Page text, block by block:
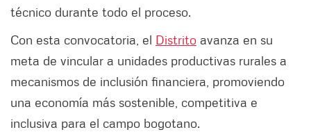
técnico durante todo el proceso.
Con esta convocatoria, el Distrito avanza en su
meta de vincular a unidades productivas rurales a
mecanismos de inclusión financiera, promoviendo
una economía más sostenible, competitiva e
inclusiva para el campo bogotano.